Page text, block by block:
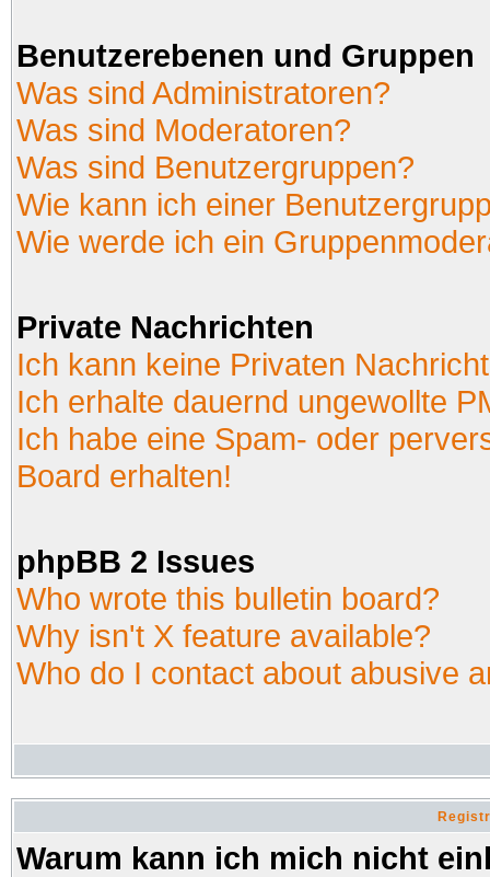
Benutzerebenen und Gruppen
Was sind Administratoren?
Was sind Moderatoren?
Was sind Benutzergruppen?
Wie kann ich einer
Wie werde ich ein
Private Nachrichten
Ich kann keine Privaten
Ich erhalte dauernd ungewollte
Ich habe eine Spam- oder
Board erhalten!
phpBB 2 Issues
Who wrote this bulletin board?
Why isn't X feature available?
Who do I contact about abusive
Warum kann ich mich nicht